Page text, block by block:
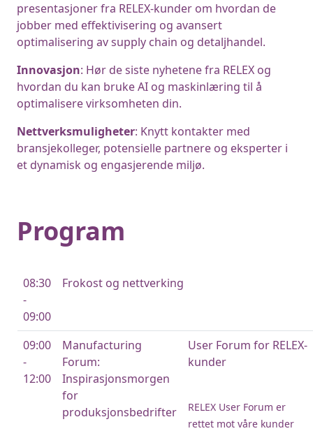
presentasjoner fra RELEX-kunder om hvordan de
jobber med effektivisering og avansert
optimalisering av supply chain og detaljhandel.
Innovasjon: Hør de siste nyhetene fra RELEX og
hvordan du kan bruke AI og maskinlæring til å
optimalisere virksomheten din.
Nettverksmuligheter: Knytt kontakter med
bransjekolleger, potensielle partnere og eksperter i
et dynamisk og engasjerende miljø.
Program
08:30
-
09:00
Frokost og nettverking
09:00
-
12:00
Manufacturing
Forum:
Inspirasjonsmorgen
for
produksjonsbedrifter
User Forum for RELEX-
kunder
RELEX User Forum er
rettet mot våre kunder